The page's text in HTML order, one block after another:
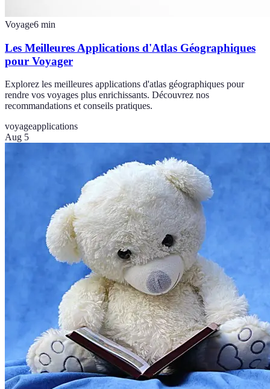
Voyage6 min
Les Meilleures Applications d'Atlas Géographiques
pour Voyager
Explorez les meilleures applications d'atlas géographiques pour
rendre vos voyages plus enrichissants. Découvrez nos
recommandations et conseils pratiques.
voyageapplications
Aug 5